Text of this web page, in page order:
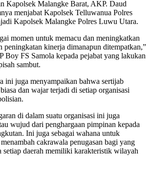
Kapolsek Malangke Barat, AKP. Daud
menjabat Kapolsek Telluwanua Polres
Kapolsek Malangke Polres Luwu Utara.
momen untuk memacu dan meningkatkan
peningkatan kinerja dimanapun ditempatkan,”
Boy FS Samola kepada pejabat yang lakukan
sambut.
ini juga menyampaikan bahwa sertijab
dan wajar terjadi di setiap organisasi
di dalam suatu organisasi ini juga
wujud dari penghargaan pimpinan kepada
Ini juga sebagai wahana untuk
cakrawala penugasan bagi yang
setiap daerah memiliki karakteristik wilayah